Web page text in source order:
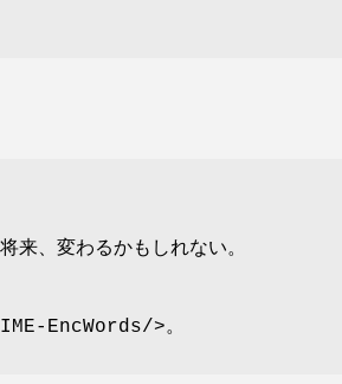
来、変わるかもしれない。
EncWords/>。